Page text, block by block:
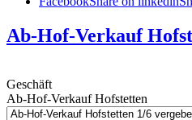
Ab-Hof-Verkauf
Geschäft
Ab-Hof-Verkauf Hofstetten